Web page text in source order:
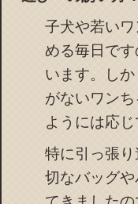
子犬や若い
める毎日で
います。し
がないワン
ようには応
特に引っ張
切なバッグ